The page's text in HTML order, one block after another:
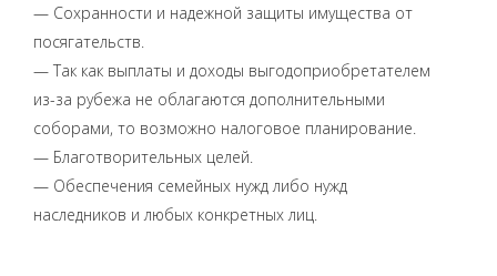
— Сохранности и надежной защиты имущества от
посягательств.
— Так как выплаты и доходы выгодоприобретателем
из-за рубежа не облагаются дополнительными
соборами, то возможно налоговое планирование.
— Благотворительных целей.
— Обеспечения семейных нужд либо нужд
наследников и любых конкретных лиц.